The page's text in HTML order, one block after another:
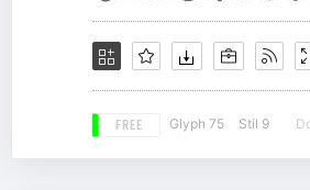
FREE Glyph 75 Stil 9